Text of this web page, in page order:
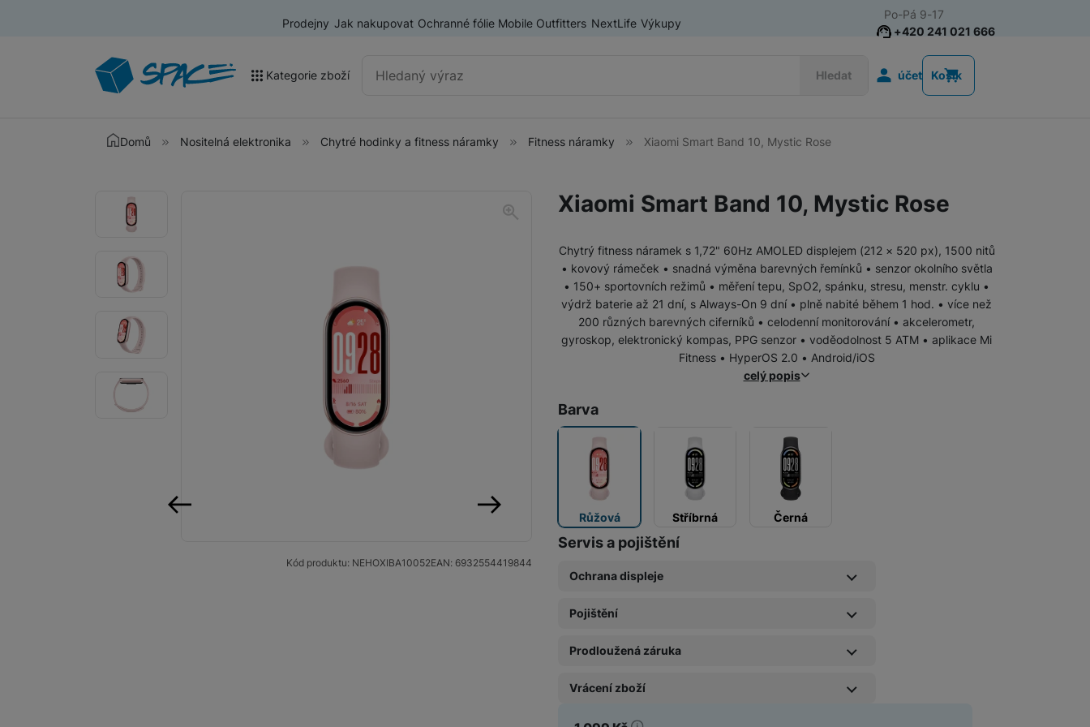
Prodejny Jak nakupovat Ochranné fólie Mobile Outfitters NextLife Výkupy
Vyhledávání Hledat
Kategorie zboží
Akce a výprodej
Nositelná elektronika
Chytré hodinky a fitness
Fitness náramky
Televize
Audio
Domácí spotřebiče
Tablety
+420 241 021 666
Po-Pá 9-17
Uživatelská
účet Košík
Domů Nositelná elektronika Chytré hodinky a fitness náramky Fitness náramky Xiaomi Smart Band 10, Mystic Rose
Xiaomi Smart Band 10, Mystic Rose
Chytrý fitness náramek s 1,72" 60Hz AMOLED displejem (212 × 520 px), 1500 nitů
• kovový rámeček • snadná výměna barevných řemínků • senzor okolního světla
• 150+ sportovních režimů • měření tepu, SpO2, spánku, stresu, menstr. cyklu •
výdrž baterie až 21 dní, s Always-On 9 dní • plně nabité během 1 hod. • více než
200 různých barevných ciferníků • celodenní monitorování • akcelerometr,
gyroskop, elektronický kompas, PPG senzor • voděodolnost 5 ATM • aplikace Mi
Fitness • HyperOS 2.0 • Android/iOS
celý popis
Barva
Růžová Stříbrná Černá
Servis a pojištění
Ochrana displeje
Základní fólie (Neviditelná ochrana displeje)
Ochranná fólie Original chrání displej i tělo
Pojištění
Pojištění Space care 1 rok
Pojištění kryje náhodné poškození výrobku, krádež nebo
Prodloužená záruka
Prodloužená záruka 1 rok
Prodloužená záruka kryje vady zařízení nad rámec zákonné
Vrácení zboží
Fotografie
Kód produktu: NEHOXIBA10052EAN: 6932554419844